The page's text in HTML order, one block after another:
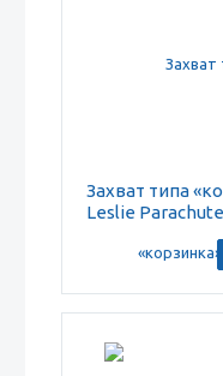
Захват типа
Leslie